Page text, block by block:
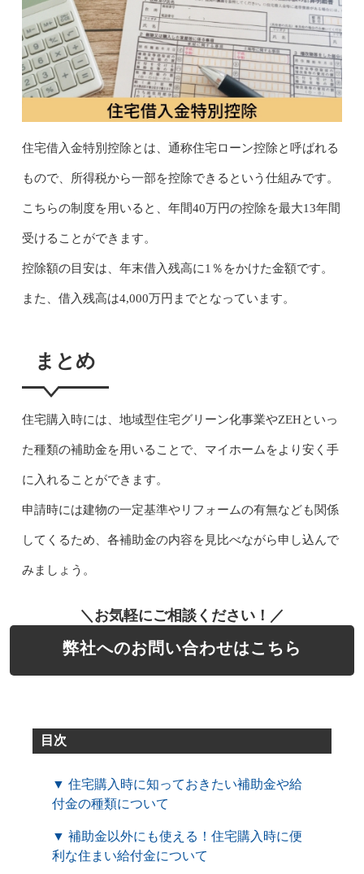
住宅借入金特別控除とは、通称住宅ローン控除と呼ばれる
もので、所得税から一部を控除できるという仕組みです。
こちらの制度を用いると、年間40万円の控除を最大13年間
受けることができます。
控除額の目安は、年末借入残高に1％をかけた金額です。
また、借入残高は4,000万円までとなっています。
まとめ
住宅購入時には、地域型住宅グリーン化事業やZEHといっ
た種類の補助金を用いることで、マイホームをより安く手
に入れることができます。
申請時には建物の一定基準やリフォームの有無なども関係
してくるため、各補助金の内容を見比べながら申し込んで
みましょう。
＼お気軽にご相談ください！／
弊社へのお問い合わせはこちら
目次
▼ 住宅購入時に知っておきたい補助金や給
付金の種類について
▼ 補助金以外にも使える！住宅購入時に便
利な住まい給付金について